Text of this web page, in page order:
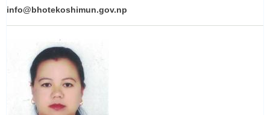
info@bhotekoshimun.gov.np